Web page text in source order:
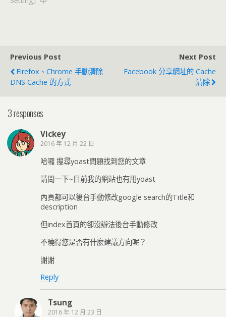
Previous Post
Firefox、Chrome 手動清除
DNS Cache 的方式
Next Post
Facebook 分享網址的 Cache
清除
3 responses
Vickey
2016 年 12 月 22 日
哈囉 搜尋yoast問題找到您的文章
請問一下~目前我的網站也有用yoast
內頁都可以後台手動修改google search的Title和
description
但index首頁的卻沒辦法後台手動修改
不曉得您是否有什麼建議方向呢？
謝謝
Reply
Tsung
2016 年 12 月 23 日